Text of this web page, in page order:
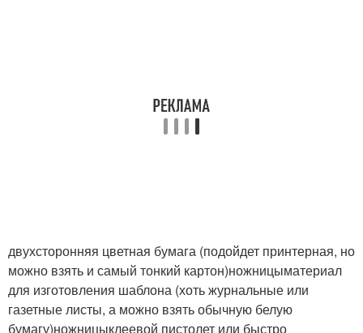
двухсторонняя цветная бумага (подойдет принтерная, но
можно взять и самый тонкий картон)ножницыматериал
для изготовления шаблона (хоть журнальные или
газетные листы, а можно взять обычную белую
бумагу)ножницыклеевой пистолет или быстро